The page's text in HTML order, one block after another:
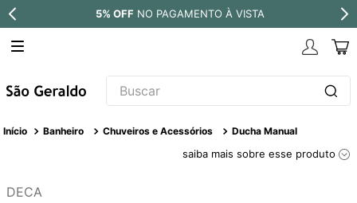
À VISTA PARCELE EM ATÉ
Buscar
Banheiro Chuveiros e Acessórios Ducha Manual
saiba mais sobre esse produto
DECA
TERMOS MAIS BUSCADOS